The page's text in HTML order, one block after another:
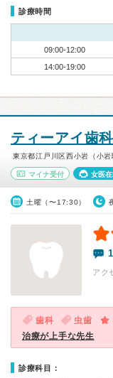
診療時間
09:00-12:00
14:00-19:00
ティーアイ歯
東京都江戸川区西小岩（小岩
マイナ受付 女医
土曜（〜17:30）
アク
歯科 虫歯
治療が上手な先生
診療科目：